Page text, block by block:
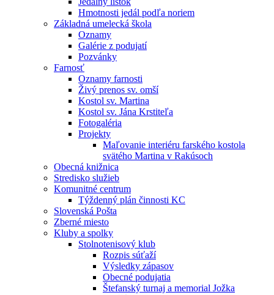
Hmotnosti jedál podľa noriem
Základná umelecká škola
Oznamy
Galérie z podujatí
Pozvánky
Farnosť
Oznamy farnosti
Živý prenos sv. omší
Kostol sv. Martina
Kostol sv. Jána Krstiteľa
Fotogaléria
Projekty
Maľovanie interiéru farského kostola
svätého Martina v Rakúsoch
Obecná knižnica
Stredisko služieb
Komunitné centrum
Týždenný plán činnosti KC
Slovenská Pošta
Zberné miesto
Kluby a spolky
Stolnotenisový klub
Rozpis súťaží
Výsledky zápasov
Obecné podujatia
Štefanský turnaj a memorial Jožka